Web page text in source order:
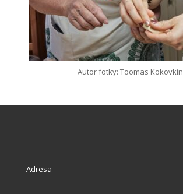
Autor fotky: Toomas Kokovkin
Adresa